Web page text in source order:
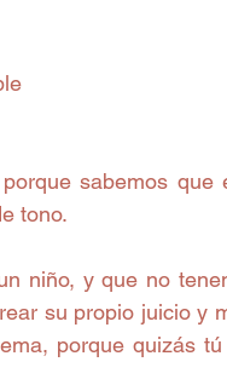
sabemos que
tono.
niño, y que no
su propio juicio y
porque quizás